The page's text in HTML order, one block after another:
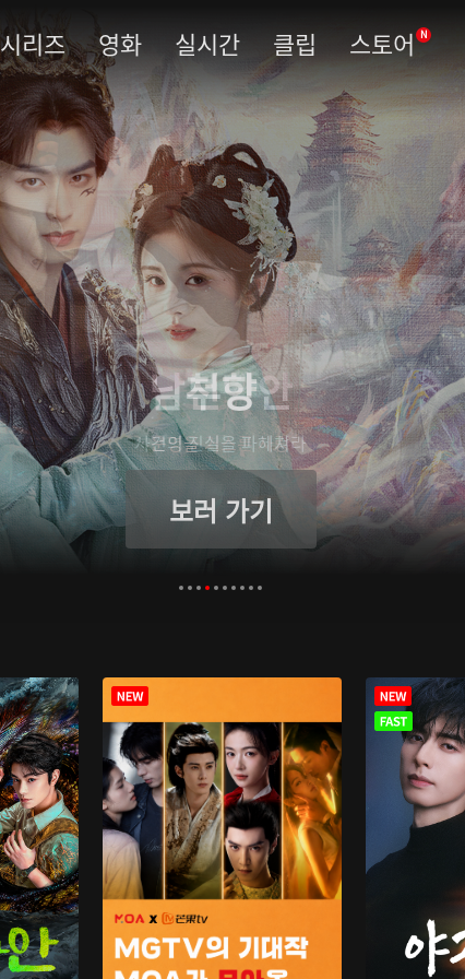
시리즈 영화 실시간 클립 스토어 N
남부당안
사건의 진실을 파헤쳐라
보러 가기